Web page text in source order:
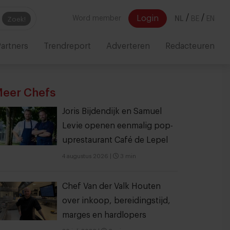
Zoek! Word member Login NL / BE / EN
Trendreport Adverteren Redacteuren
Chefs
Joris Bijdendijk en Samuel
Levie openen eenmalig pop-
uprestaurant Café de Lepel
4 augustus 2026 3 min
Chef Van der Valk Houten
over inkoop, bereidingstijd,
marges en hardlopers